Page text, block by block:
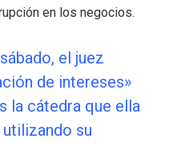
en los negocios.
el juez
de intereses»
la cátedra que ella
su